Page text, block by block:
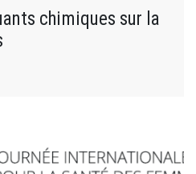
chimiques sur la